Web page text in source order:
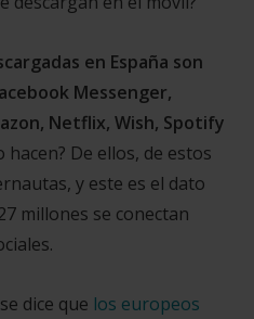
en España son
Messenger,
Netflix, Wish, Spotify
hacen? De ellos, de estos
y este es el dato
millones se conectan
dice que los europeos